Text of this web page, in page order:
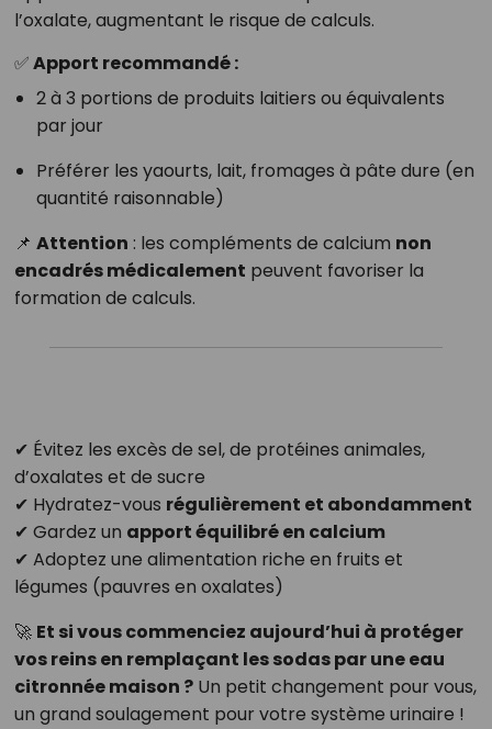
l’oxalate, augmentant le risque de calculs.
✅ Apport recommandé :
2 à 3 portions de produits laitiers ou équivalents
par jour
Préférer les yaourts, lait, fromages à pâte dure (en
quantité raisonnable)
📌 Attention : les compléments de calcium non
encadrés médicalement peuvent favoriser la
formation de calculs.
✔ Évitez les excès de sel, de protéines animales,
d’oxalates et de sucre
✔ Hydratez-vous régulièrement et abondamment
✔ Gardez un apport équilibré en calcium
✔ Adoptez une alimentation riche en fruits et
légumes (pauvres en oxalates)
🚀 Et si vous commenciez aujourd’hui à protéger
vos reins en remplaçant les sodas par une eau
citronnée maison ?Un petit changement pour vous,
un grand soulagement pour votre système urinaire !